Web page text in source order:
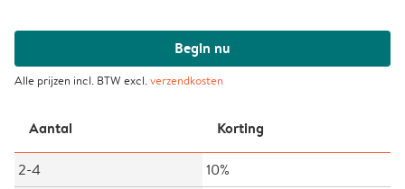
Begin nu
Alle prijzen incl. BTW excl.verzendkosten
Aantal Korting
2-4
10%